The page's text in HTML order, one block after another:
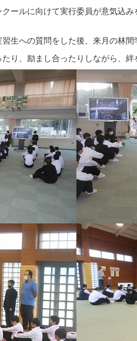
ールに向けて実行委員が意気込
生への質問をした後、来月の林
り、励まし合ったりしながら、